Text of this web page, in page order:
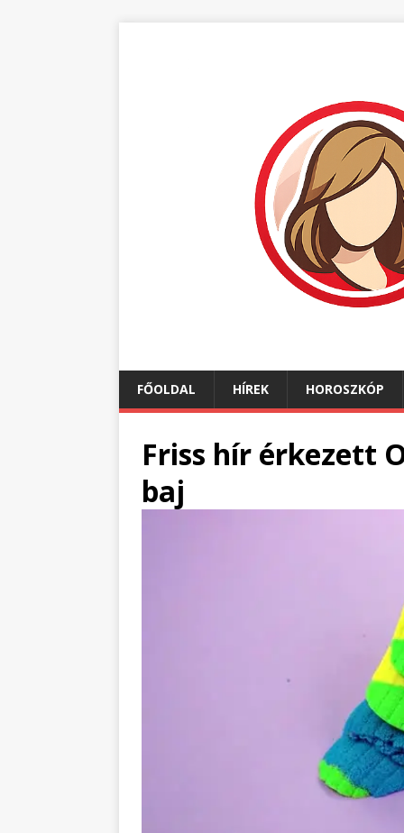
FŐOLDAL HÍREK HOROSZKÓP
Friss hír érkezett
baj